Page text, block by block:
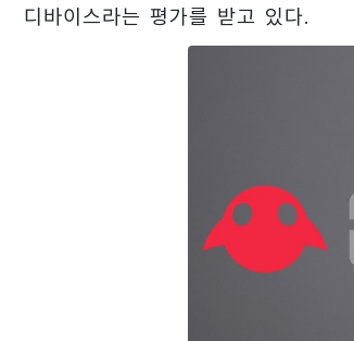
디바이스라는 평가를 받고 있다.